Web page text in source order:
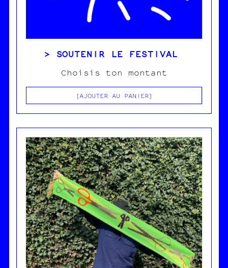
SOUTENIR LE FESTIVAL
Choisis ton montant
AJOUTER AU PANIER